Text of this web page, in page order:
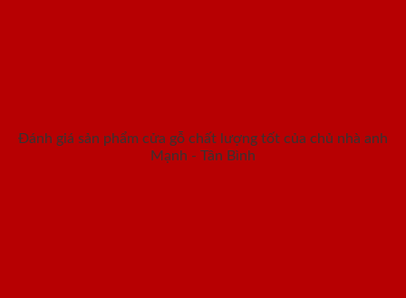
Đánh giá sản phẩm cửa gỗ chất lượng tốt của chủ nhà anh
Mạnh - Tân Bình